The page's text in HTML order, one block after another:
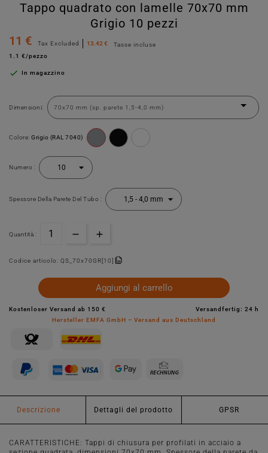
Tappo quadrato con lamelle 70x70 mm
Grigio 10 pezzi
11 €
Tax Excluded 13.42 €
Tasse incluse
1.1 €/pezzo
 In magazzino
Dimensioni:
Colore: Grigio (RAL 7040)
Numero :
Spessore Della Parete Del Tubo :
Quantità :
Codice articolo: QS_70x70GR[10]
Aggiungi al carrello
Kostenloser Versand ab 150 €
Versandfertig: 24 h
Hersteller EMFA GmbH – Versand aus Deutschland
Descrizione Dettagli del prodotto GPSR
CARATTERISTICHE: Tappi di chiusura per profilati in acciaio a